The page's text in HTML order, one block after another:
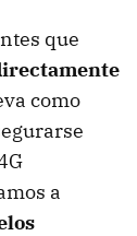
que
como
a